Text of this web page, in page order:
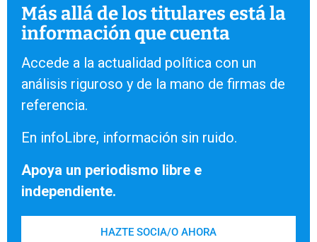
Más allá de los titulares está la
información que cuenta
Accede a la actualidad política con un
análisis riguroso y de la mano de firmas de
referencia.
En infoLibre, información sin ruido.
Apoya un periodismo libre e
independiente.
HAZTE SOCIA/O AHORA